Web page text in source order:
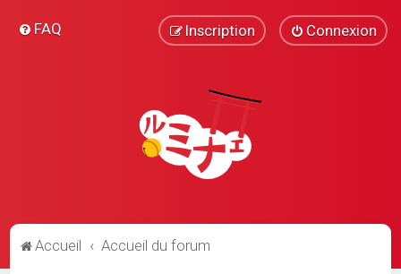
FAQ Connexion
Inscription
Accueil Accueil du forum